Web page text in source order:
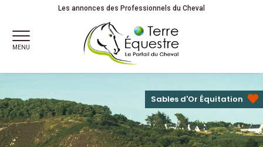
équestresLes annonces des Professionnels du Cheval
MENU
Sables d'Or Équitation